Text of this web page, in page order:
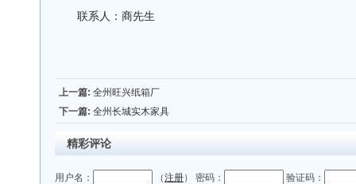
联系人：商先生
上一篇: 全州旺兴纸箱厂
下一篇: 全州长城实木家具
精彩评论
用户名： （注册） 密码： 验证码：